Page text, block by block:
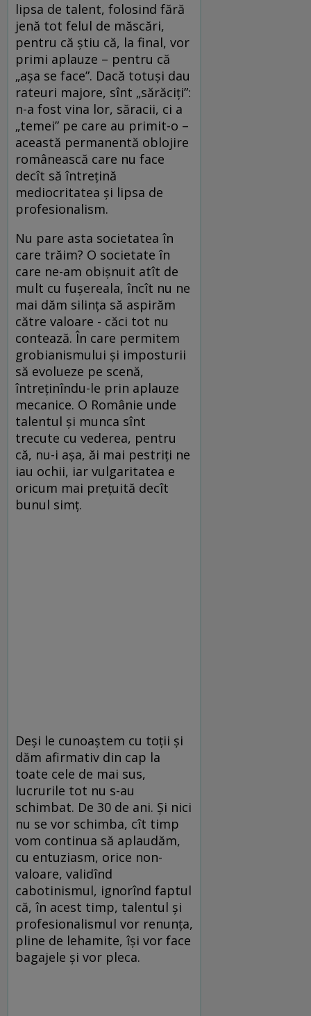
lipsa de talent, folosind fără
jenă tot felul de măscări,
pentru că știu că, la final, vor
primi aplauze – pentru că
„așa se face”. Dacă totuși dau
rateuri majore, sînt „sărăciți”:
n-a fost vina lor, săracii, ci a
„temei” pe care au primit-o –
această permanentă oblojire
românească care nu face
decît să întrețină
mediocritatea și lipsa de
profesionalism.
Nu pare asta societatea în
care trăim? O societate în
care ne-am obișnuit atît de
mult cu fușereala, încît nu ne
mai dăm silința să aspirăm
către valoare - căci tot nu
contează. În care permitem
grobianismului și imposturii
să evolueze pe scenă,
întreținîndu-le prin aplauze
mecanice. O Românie unde
talentul și munca sînt
trecute cu vederea, pentru
că, nu-i așa, ăi mai pestriți ne
iau ochii, iar vulgaritatea e
oricum mai prețuită decît
bunul simț.
Deși le cunoaștem cu toții și
dăm afirmativ din cap la
toate cele de mai sus,
lucrurile tot nu s-au
schimbat. De 30 de ani. Și nici
nu se vor schimba, cît timp
vom continua să aplaudăm,
cu entuziasm, orice non-
valoare, validînd
cabotinismul, ignorînd faptul
că, în acest timp, talentul și
profesionalismul vor renunța,
pline de lehamite, își vor face
bagajele și vor pleca.